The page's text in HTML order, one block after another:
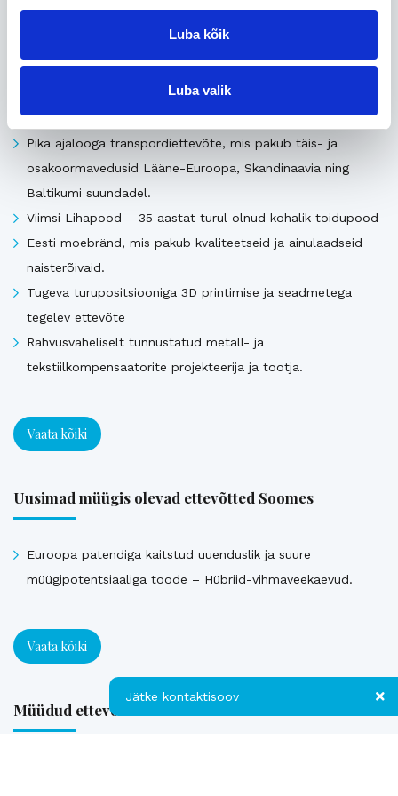
Luba kõik
Luba valik
Seotud
Uusimad müügis olevad ettevõtted Eestis
Pika ajalooga transpordiettevõte, mis pakub täis- ja
osakoormavedusid Lääne-Euroopa, Skandinaavia ning
Baltikumi suundadel.
Viimsi Lihapood – 35 aastat turul olnud kohalik toidupood
Eesti moebränd, mis pakub kvaliteetseid ja ainulaadseid
naisterõivaid.
Tugeva turupositsiooniga 3D printimise ja seadmetega
tegelev ettevõte
Rahvusvaheliselt tunnustatud metall- ja
tekstiilkompensaatorite projekteerija ja tootja.
Vaata kõiki
Uusimad müügis olevad ettevõtted Soomes
Euroopa patendiga kaitstud uuenduslik ja suure
müügipotentsiaaliga toode – Hübriid-vihmaveekaevud.
Vaata kõiki
Müüdud ettevõtted
Jätke kontaktisoov